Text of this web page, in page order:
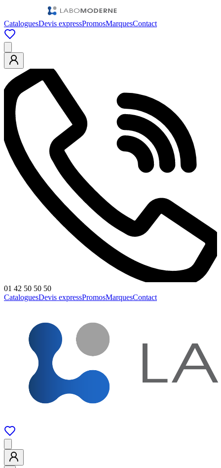
CataloguesDevis expressPromosMarquesContact
01 42 50 50 50
CataloguesDevis expressPromosMarquesContact